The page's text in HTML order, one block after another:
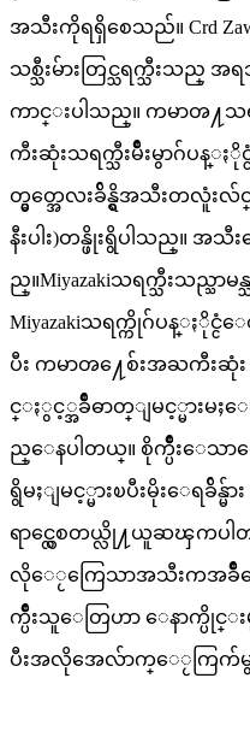
အသီးကိုရရှိစေသည်။ Crd
သစ္သီးမ်ားတြင္သရက္သီးသည္ အ
ကာင္းပါသည္။ ကမာၻ႔သ
ကီးဆုံးသရက္သီးမ်ိဳးမွာဂ်ပန္ႏိုင္
တ္မွတ္အေလးခ်ိန္ရွိအသီးတလူံးလ်င္
နီးပါး)တန္ဖိုးရွိပါသည္။ အသီ
ည္။Miyazakiသရက္သီးသည္သာ
Miyazakiသရက္ကိုဂ်ပန္ႏိုင္ငံ
ပီး ကမာၻ႔ေစ်းအႀကီးဆုံး
င္ႏွင့္အခ်ိဳဓာတ္ျမင့္မားမႈေၾ
ည္ေနပါတယ္။ စိုက္ပ်ိဳးေသ
ရွိမႈျမင့္မားၿပီးမိုးေရခ်ိ
ရာင္လွေစတယ္လို႔ယူဆၾကပ
လိုေႂကြေသာအသီးကအခ်ိဳဓ
က္ပ်ိဳးသူေတြဟာ ေနာက္ပိုင္း
ပီးအလိုအေလ်ာက္ေႂကြက်